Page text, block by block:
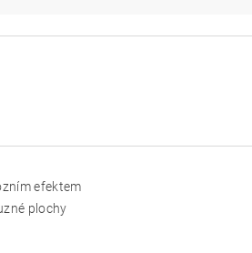
efektem
plochy